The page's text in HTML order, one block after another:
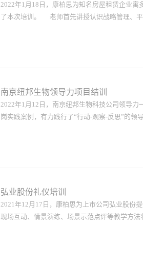
2022年1月18日，康柏思为知名房屋租赁企业
了本次培训。 老师首先讲授认识战略管理、平
南京纽邦生物领导力项目结训
2022年1月12日，南京纽邦生物科技公司领导
岗实践案例，有力践行了“行动-观察-反思”的领
弘业股份礼仪培训
2021年12月17日，康柏思为上市公司弘业股份
现场互动、情景演练、场景示范点评等教学方